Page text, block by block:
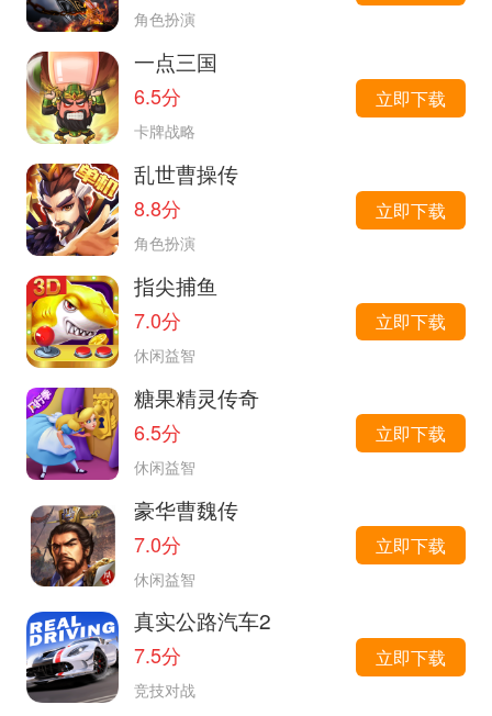
角色扮演
一点三国
6.5分
卡牌战略
立即下载
乱世曹操传
8.8分
角色扮演
立即下载
指尖捕鱼
7.0分
休闲益智
立即下载
糖果精灵传奇
6.5分
休闲益智
立即下载
豪华曹魏传
7.0分
休闲益智
立即下载
真实公路汽车2
7.5分
竞技对战
立即下载